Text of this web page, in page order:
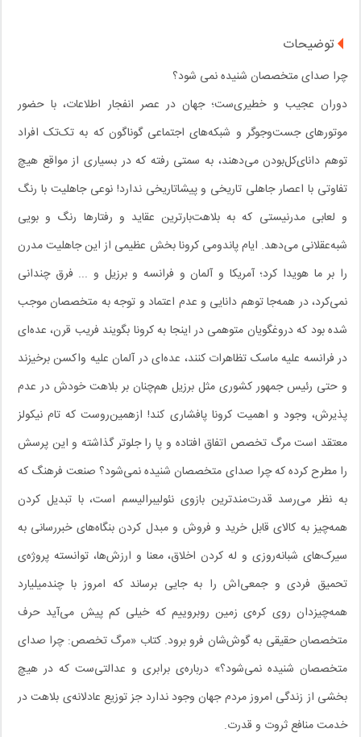
توضیحات
چرا صدای متخصصان شنیده نمی شود؟
دوران عجیب و خطیری‌ست؛ جهان در عصر انفجار اطلاعات، با حضور
موتورهای جست‌وجوگر و شبکه‌های اجتماعی گوناگون که به تک‌تک افراد
توهم دانای‌کل‌بودن می‌دهند، به سمتی رفته که در بسیاری از مواقع هیچ
تفاوتی با اعصار جاهلی تاریخی و پیشاتاریخی ندارد! نوعی جاهلیت با رنگ
و لعابی مدرنیستی که به بلاهت‌بارترین عقاید و رفتارها رنگ و بویی
شبه‌عقلانی می‌دهد. ایام پاندومی کرونا بخش عظیمی از این جاهلیت مدرن
را بر ما هویدا کرد؛ آمریکا و آلمان و فرانسه و برزیل و ... فرق چندانی
نمی‌کرد، در همه‌جا توهم دانایی و عدم اعتماد و توجه به متخصصان موجب
شده بود که دروغگویان متوهمی در اینجا به کرونا بگویند فریب قرن، عده‌ای
در فرانسه علیه ماسک تظاهرات کنند، عده‌ای در آلمان علیه واکسن برخیزند
و حتی رئیس جمهور کشوری مثل برزیل هم‌چنان بر بلاهت خودش در عدم
پذیرش، وجود و اهمیت کرونا پافشاری کند! ازهمین‌روست که تام نیکولز
معتقد است مرگ تخصص اتفاق افتاده و پا را جلوتر گذاشته و این پرسش
را مطرح کرده که چرا صدای متخصصان شنیده نمی‌شود؟ صنعت فرهنگ که
به نظر می‌رسد قدرت‌مندترین بازوی نئولیبرالیسم است، با تبدیل کردن
همه‌چیز به کالای قابل خرید و فروش و مبدل کردن بنگاه‌های خبررسانی به
سیرک‌های شبانه‌روزی و له کردن اخلاق، معنا و ارزش‌ها، توانسته پروژه‌ی
تحمیق فردی و جمعی‌اش را به جایی برساند که امروز با چندمیلیارد
همه‌چیزدان روی کره‌ی زمین روبروییم که خیلی کم پیش می‌آید حرف
متخصصان حقیقی به گوش‌شان فرو برود. کتاب «مرگ تخصص: چرا صدای
متخصصان شنیده نمی‌شود؟» درباره‌ی برابری و عدالتی‌ست که در هیچ‌
بخشی از زندگی امروز مردم جهان وجود ندارد جز توزیع عادلانه‌ی بلاهت در
خدمت منافع ثروت و قدرت.